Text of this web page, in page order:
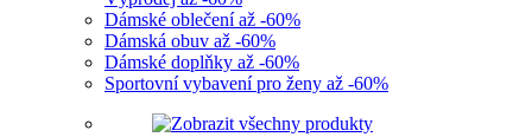
Dámské oblečení až -60%
Dámská obuv až -60%
Dámské doplňky až -60%
Sportovní vybavení pro ženy až -60%